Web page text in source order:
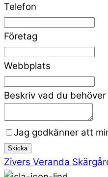
Telefon
Företag
Webbplats
Beskriv vad du behöver
Jag godkänner att
Skicka
Zivers Veranda